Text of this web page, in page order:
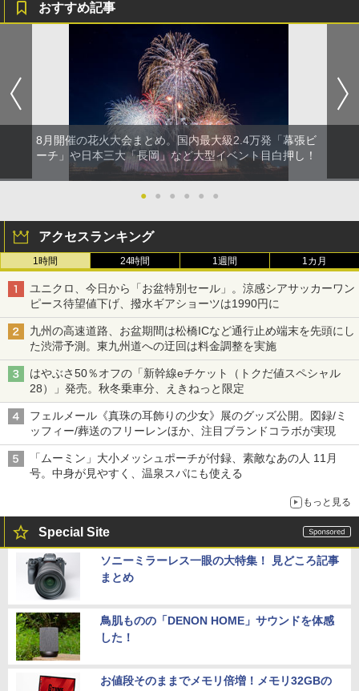
おすすめ記事
8月開催の花火大会まとめ。国内最大級2.4万発「幕張ビ
ーチ」や日本三大「長岡」など大型イベント目白押し！
● ● ● ● ● ●
アクセスランキング
1時間 24時間 1週間 1カ月
ユニクロ、今日から「お盆特別セール」。涼感シアサッカーワン
ピース待望値下げ、撥水ギアショーツは1990円に
九州の高速道路、お盆期間は松橋ICなど通行止め端末を先頭にし
た渋滞予測。東九州道への迂回は料金調整を実施
はやぶさ50％オフの「新幹線eチケット（トクだ値スペシャル
28）」発売。秋冬乗車分、えきねっと限定
フェルメール《真珠の耳飾りの少女》展のグッズ公開。図録/ミ
ッフィー/葬送のフリーレンほか、注目ブランドコラボが実現
「ムーミン」大小メッシュポーチが付録、素敵なあの人 11月
号。中身が見やすく、温泉スパにも使える
もっと見る
Special Site
ソニーミラーレス一眼の大特集！ 見どころ記事
まとめ
鳥肌ものの「DENON HOME」サウンドを体感
した！
お値段そのままでメモリ倍増！メモリ32GBの